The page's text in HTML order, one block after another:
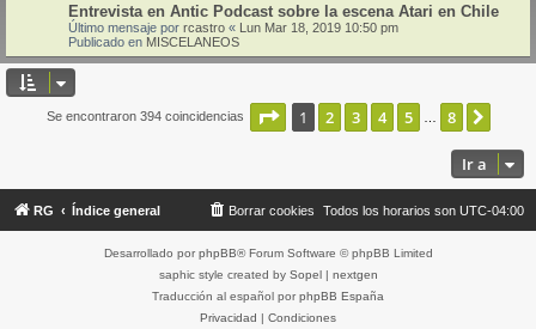
Entrevista en Antic Podcast sobre la escena Atari en Chile
Último mensaje por rcastro « Lun Mar 18, 2019 10:50 pm
Publicado en MISCELANEOS
Se encontraron 394 coincidencias Página de
1 2 3 4 5 8
Ir a
RG Índice general Todos los horarios son UTC-04:00
Borrar cookies
Desarrollado por phpBB® Forum Software © phpBB Limited
saphic style created by Sopel| nextgen
Traducción al español por phpBB España
Privacidad | Condiciones